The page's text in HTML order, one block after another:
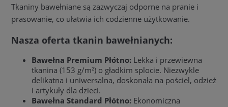
Tkaniny bawełniane są zazwyczaj odporne na pranie i
prasowanie, co ułatwia ich codzienne użytkowanie.
Nasza oferta tkanin bawełnianych:
Bawełna Premium Płótno: Lekka i przewiewna
tkanina (153 g/m²) o gładkim splocie. Niezwykle
delikatna i uniwersalna, doskonała na pościel, odzież
i artykuły dla dzieci.
Bawełna Standard Płótno: Ekonomiczna